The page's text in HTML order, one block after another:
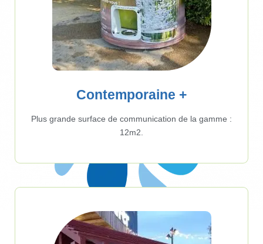
Contemporaine +
Plus grande surface de communication de la gamme :
12m2.